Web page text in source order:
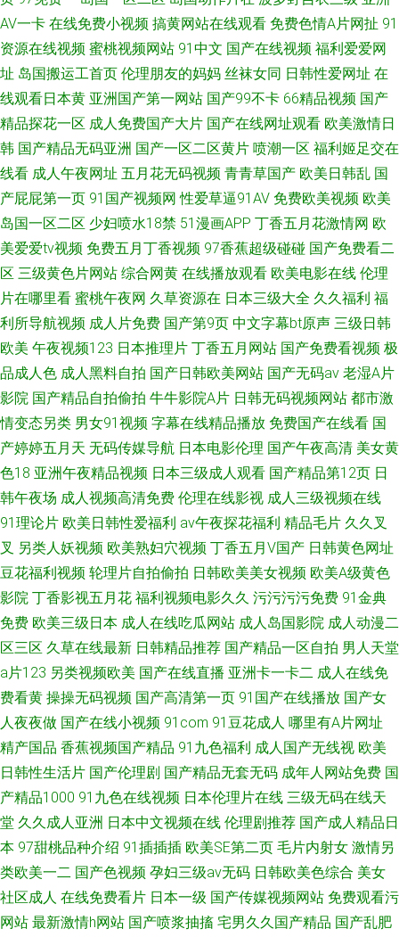
AV一卡 在线免费小视频 搞黄网站在线观看 免费色情A片网扯 91
资源在线视频 蜜桃视频网站 91中文 国产在线视频 福利爱爱网
址 岛国搬运工首页 伦理朋友的妈妈 丝袜女同 日韩性爱网址 在
线观看日本黄 亚洲国产第一网站 国产99不卡 66精品视频 国产
精品探花一区 成人免费国产大片 国产在线网址观看 欧美激情日
韩 国产精品无码亚洲 国产一区二区黄片 喷潮一区 福利姬足交在
线看 成人午夜网址 五月花无码视频 青青草国产 欧美日韩乱 国
产屁屁第一页 91国产视频网 性爱草逼91AV 免费欧美视频 欧美
岛国一区二区 少妇喷水18禁 51漫画APP 丁香五月花激情网 欧
美爱爱tv视频 免费五月丁香视频 97香蕉超级碰碰 国产免费看二
区 三级黄色片网站 综合网黄 在线播放观看 欧美电影在线 伦理
片在哪里看 蜜桃午夜网 久草资源在 日本三级大全 久久福利 福
利所导航视频 成人片免费 国产第9页 中文字幕bt原声 三级日韩
欧美 午夜视频123 日本推理片 丁香五月网站 国产免费看视频 极
品成人色 成人黑料自拍 国产日韩欧美网站 国产无码av 老湿A片
影院 国产精品自拍偷拍 牛牛影院A片 日韩无码视频网站 都市激
情变态另类 男女91视频 字幕在线精品播放 免费国产在线看 国
产婷婷五月天 无码传媒导航 日本电影伦理 国产午夜高清 美女黄
色18 亚洲午夜精品视频 日本三级成人观看 国产精品第12页 日
韩午夜场 成人视频高清免费 伦理在线影视 成人三级视频在线
91理论片 欧美日韩性爱福利 av午夜探花福利 精品毛片 久久叉
叉 另类人妖视频 欧美熟妇穴视频 丁香五月V国产 日韩黄色网址
豆花福利视频 轮理片自拍偷拍 日韩欧美美女视频 欧美A级黄色
影院 丁香影视五月花 福利视频电影久久 污污污污免费 91金典
免费 欧美三级日本 成人在线吃瓜网站 成人岛国影院 成人动漫二
区三区 久草在线最新 日韩精品推荐 国产精品一区自拍 男人天堂
a片123 另类视频欧美 国产在线直播 亚洲卡一卡二 成人在线免
费看黄 操操无码视频 国产高清第一页 91国产在线播放 国产女
人夜夜做 国产在线小视频 91com 91豆花成人 哪里有A片网址
精产国品 香蕉视频国产精品 91九色福利 成人国产无线视 欧美
日韩性生活片 国产伦理剧 国产精品无套无码 成年人网站免费 国
产精品1000 91九色在线视频 日本伦理片在线 三级无码在线天
堂 久久成人亚洲 日本中文视频在线 伦理剧推荐 国产成人精品日
本 97甜桃品种介绍 91插插插 欧美SE第二页 毛片内射女 激情另
类欧美一二 国产色视频 孕妇三级av无码 日韩欧美色综合 美女
社区成人 在线免费看片 日本一级 国产传媒视频网站 免费观看污
网站 最新激情h网站 国产喷浆抽搐 宅男久久国产精品 国产乱肥